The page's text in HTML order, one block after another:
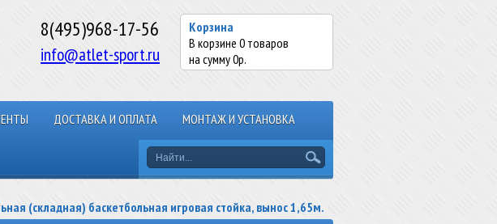
Корзина
В корзине 0 товаров
на сумму0р.
8(495)968-17-56
info@atlet-sport.ru
ДОСТАВКА И ОПЛАТА МОНТАЖ И УСТАНОВКА
(складная) баскетбольная игровая стойка, вынос 1,65м.